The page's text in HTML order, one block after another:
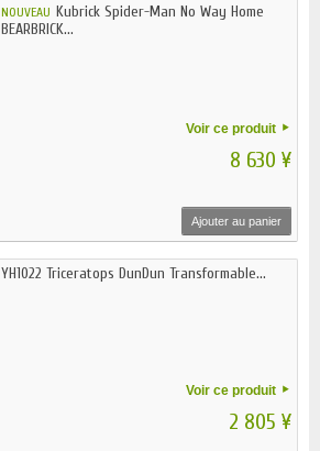
NOUVEAU Kubrick Spider-Man No Way Home
BEARBRICK...
Voir ce produit
8 630 ¥
Ajouter au panier
YH1022 Triceratops DunDun Transformable...
Voir ce produit
2 805 ¥